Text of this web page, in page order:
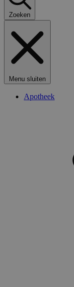
Zoeken
Menu sluiten
Apotheek